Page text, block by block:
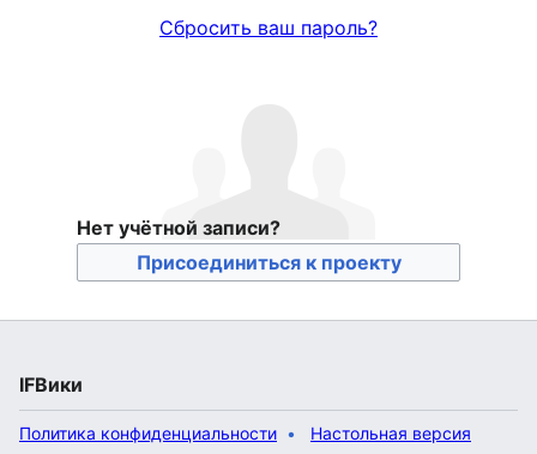
Сбросить ваш пароль?
Нет учётной записи?
Присоединиться к проекту
IFВики
Политика конфиденциальности Настольная версия